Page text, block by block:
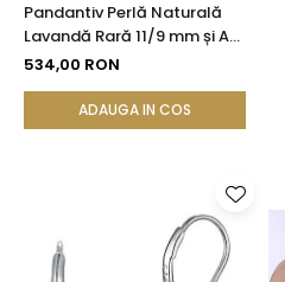
Pandantiv Perlă Naturală
Lavandă Rară 11/9 mm și Aur
Galben 14K (aur 585) |
534,00 RON
ADAUGA IN COS